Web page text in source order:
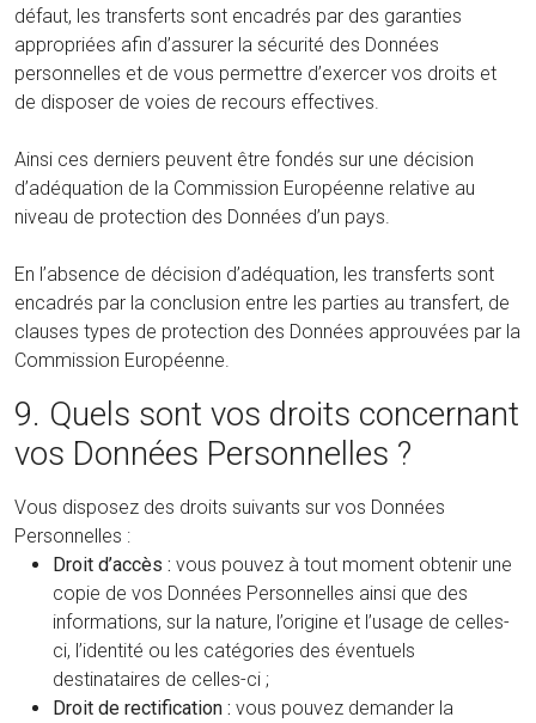
défaut, les transferts sont encadrés par des garanties
appropriées afin d’assurer la sécurité des Données
personnelles et de vous permettre d’exercer vos droits et
de disposer de voies de recours effectives.
Ainsi ces derniers peuvent être fondés sur une décision
d’adéquation de la Commission Européenne relative au
niveau de protection des Données d’un pays.
En l’absence de décision d’adéquation, les transferts sont
encadrés par la conclusion entre les parties au transfert, de
clauses types de protection des Données approuvées par la
Commission Européenne.
9. Quels sont vos droits concernant
vos Données Personnelles ?
Vous disposez des droits suivants sur vos Données
Personnelles :
Droit d’accès : vous pouvez à tout moment obtenir une
copie de vos Données Personnelles ainsi que des
informations, sur la nature, l’origine et l’usage de celles-
ci, l’identité ou les catégories des éventuels
destinataires de celles-ci ;
Droit de rectification : vous pouvez demander la